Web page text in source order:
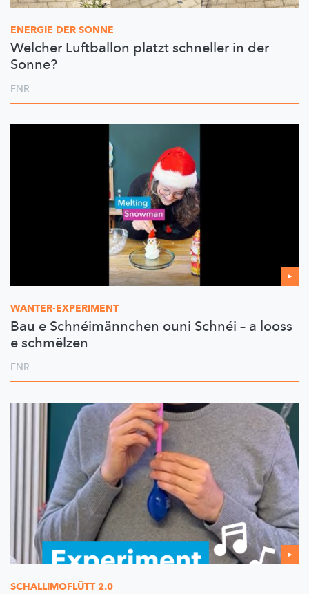
ENERGIE DER SONNE
Welcher Luftballon platzt schneller in der
Sonne?
FNR
WANTER-EXPERIMENT
Bau e Schnéimännchen ouni Schnéi – a looss
e schmëlzen
FNR
SCHALLIMOFLÜTT 2.0